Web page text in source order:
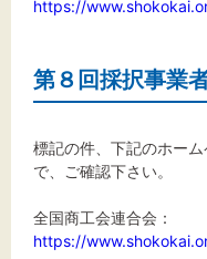
https://
第８回採択事業
標記の件、下記のホー
で、ご確認下さい。
全国商工会連合会：
https://